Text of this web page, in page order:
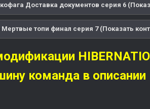
Доставка документов серия 6
топи финал серия 7 (Показать
команда в описании